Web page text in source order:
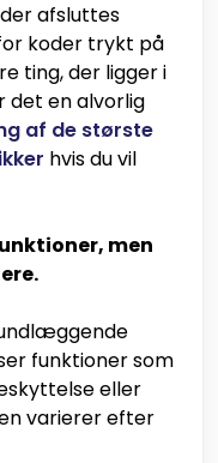
afsluttes
koder trykt på
ting, der ligger i
det en alvorlig
af de største
hvis du vil
men
funktioner som
eller
varierer efter